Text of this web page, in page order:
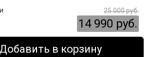
25 000 руб.
14 990 руб.
Добавить в корзину